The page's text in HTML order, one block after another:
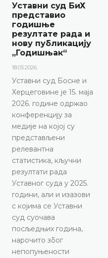
Најава
конференције за
медије
12.05.2026.
Уставни суд Босне и
Херцеговине
маја 2026. године у
термину од 10.00 до
11.30 одржати
конференцију за
медије
ДЕТАЉНИЈЕ